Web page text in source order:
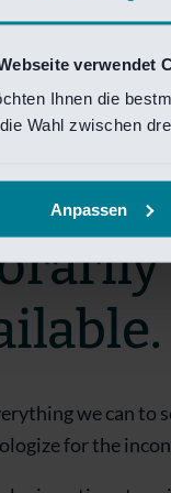
verwendet
Ihnen die
Wahl zwischen
Anpassen
de login opties
This
we can to
for the